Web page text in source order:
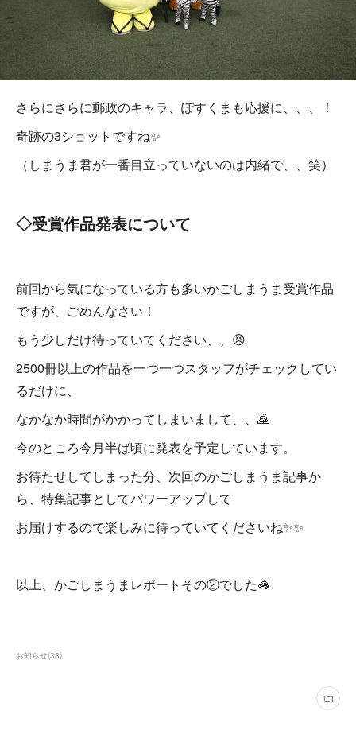
さらにさらに郵政のキャラ、ぽすくまも応援に、、、！
奇跡の3ショットですね✨
（しまうま君が一番目立っていないのは内緒で、、笑）
◇受賞作品発表について
前回から気になっている方も多いかごしまうま受賞作品
ですが、ごめんなさい！
もう少しだけ待っていてください、、😣
2500冊以上の作品を一つ一つスタッフがチェックしてい
るだけに、
なかなか時間がかかってしまいまして、、🙇
今のところ今月半ば頃に発表を予定しています。
お待たせしてしまった分、次回のかごしまうま記事か
ら、特集記事としてパワーアップして
お届けするので楽しみに待っていてくださいね✨✨
以上、かごしまうまレポートその②でした🦓
お知らせ(38)